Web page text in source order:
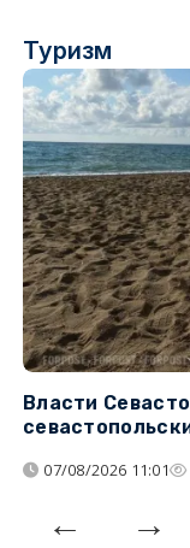
Туризм
Власти
07/08/2026 11:01